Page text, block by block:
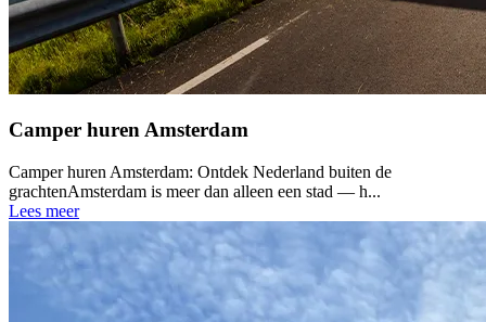
Camper huren Amsterdam
Camper huren Amsterdam: Ontdek Nederland buiten de
grachtenAmsterdam is meer dan alleen een stad — h...
Lees meer